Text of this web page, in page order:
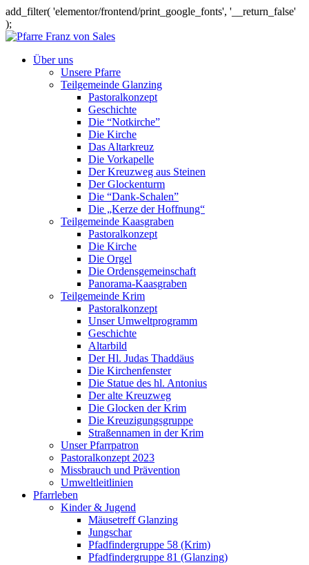
add_filter( 'elementor/frontend/print_google_fonts', '__return_false'
);
Über uns
Unsere Pfarre
Teilgemeinde Glanzing
Pastoralkonzept
Geschichte
Die “Notkirche”
Die Kirche
Das Altarkreuz
Die Vorkapelle
Der Kreuzweg aus Steinen
Der Glockenturm
Die “Dank-Schalen”
Die „Kerze der Hoffnung“
Teilgemeinde Kaasgraben
Pastoralkonzept
Die Kirche
Die Orgel
Die Ordensgemeinschaft
Panorama-Kaasgraben
Teilgemeinde Krim
Pastoralkonzept
Unser Umweltprogramm
Geschichte
Altarbild
Der Hl. Judas Thaddäus
Die Kirchenfenster
Die Statue des hl. Antonius
Der alte Kreuzweg
Die Glocken der Krim
Die Kreuzigungsgruppe
Straßennamen in der Krim
Unser Pfarrpatron
Pastoralkonzept 2023
Missbrauch und Prävention
Umweltleitlinien
Pfarrleben
Kinder & Jugend
Mäusetreff Glanzing
Jungschar
Pfadfindergruppe 58 (Krim)
Pfadfindergruppe 81 (Glanzing)